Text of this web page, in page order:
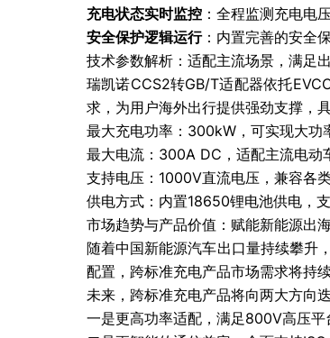
充电状态实时监控 ：全程监测充电电
安全保护逻辑运行：内置完善的安全
技术参数解析：适配主流场景，满足
瑞凯诺CCS2转GB/T适配器依托
求，为用户海外出行提供强劲支撑，
最大充电功率：300kW，可实现大功
最大电流：300A DC，适配主流电动
支持电压：1000V直流电压，兼容各
供电方式：内置18650锂电池供电，
市场趋势与产品价值：赋能新能源出
随着中国新能源汽车出口量持续攀升
配置，跨标准充电产品市场需求将持续
未来，跨标准充电产品将向两大方向
一是更高功率适配，满足800V高压平